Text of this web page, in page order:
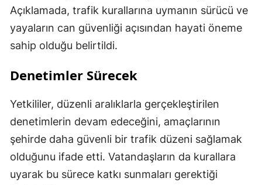
Açıklamada, trafik kurallarına uymanın sürücü ve
yayaların can güvenliği açısından hayati öneme
sahip olduğu belirtildi.
Denetimler Sürecek
Yetkililer, düzenli aralıklarla gerçekleştirilen
denetimlerin devam edeceğini, amaçlarının
şehirde daha güvenli bir trafik düzeni sağlamak
olduğunu ifade etti. Vatandaşların da kurallara
uyarak bu sürece katkı sunmaları gerektiği